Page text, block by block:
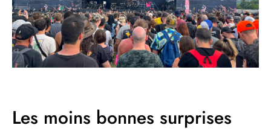
Les moins bonnes surprises